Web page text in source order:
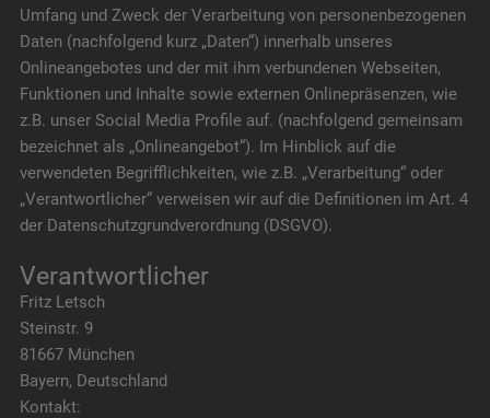
Umfang und Zweck der Verarbeitung von personenbezogenen
Daten (nachfolgend kurz „Daten“) innerhalb unseres
Onlineangebotes und der mit ihm verbundenen Webseiten,
Funktionen und Inhalte sowie externen Onlinepräsenzen, wie
z.B. unser Social Media Profile auf. (nachfolgend gemeinsam
bezeichnet als „Onlineangebot“). Im Hinblick auf die
verwendeten Begrifflichkeiten, wie z.B. „Verarbeitung“ oder
„Verantwortlicher“ verweisen wir auf die Definitionen im Art. 4
der Datenschutzgrundverordnung (DSGVO).
Verantwortlicher
Fritz Letsch
Steinstr. 9
81667 München
Bayern, Deutschland
Kontakt: